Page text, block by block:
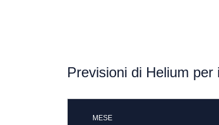
Previsioni di Helium per
MESE